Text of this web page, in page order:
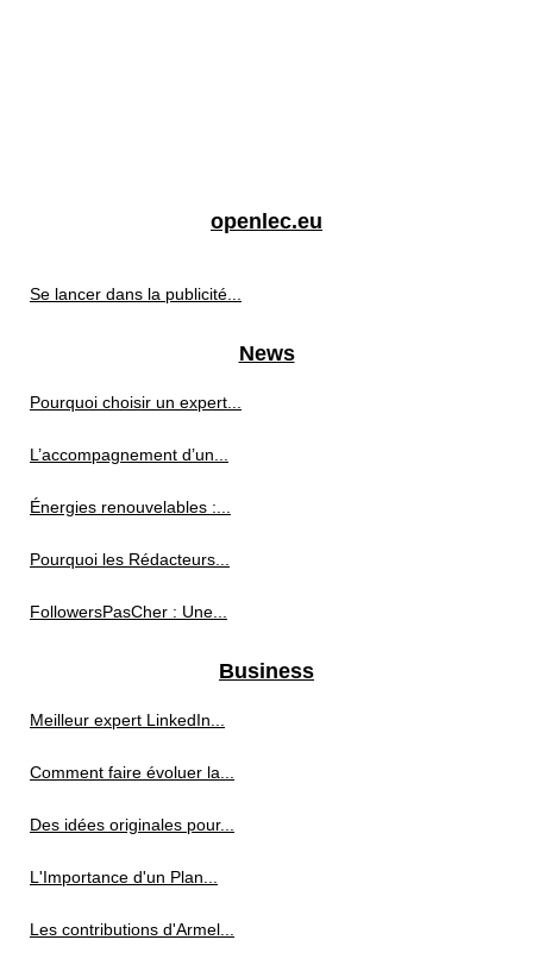
openlec.eu
Se lancer dans la publicité...
News
Pourquoi choisir un expert...
L’accompagnement d’un...
Énergies renouvelables :...
Pourquoi les Rédacteurs...
FollowersPasCher : Une...
Business
Meilleur expert LinkedIn...
Comment faire évoluer la...
Des idées originales pour...
L'Importance d'un Plan...
Les contributions d'Armel...